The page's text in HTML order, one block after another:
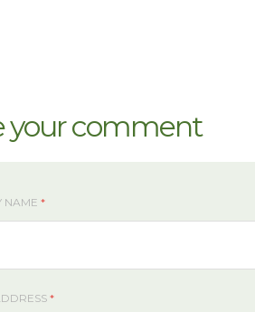
your comment
NAME *
*